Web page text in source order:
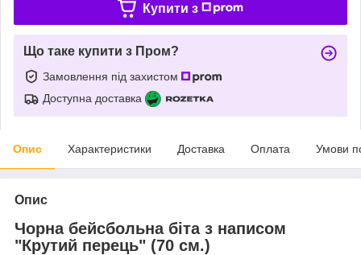
Купити з
Що таке купити з Пром?
Замовлення під захистом
Доступна доставка
Опис Характеристики Доставка Оплата Умови
Опис
Чорна бейсбольна біта з написом
"Крутий перець" (70 см.)